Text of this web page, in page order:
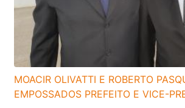
MOACIR OLIVATTI E ROBERTO
EMPOSSADOS PREFEITO E VICE-